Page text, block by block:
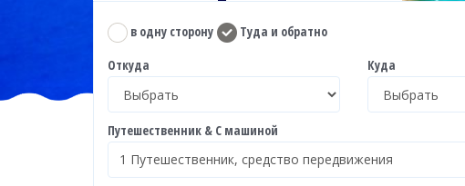
в одну сторону
Туда и обратно
Откуда
Куда
Путешественник & С машиной